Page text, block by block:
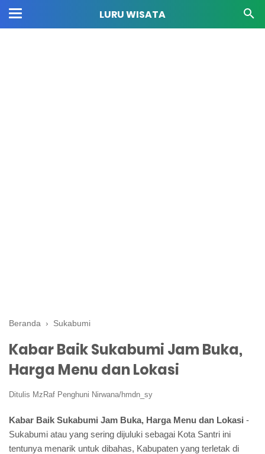
LURU WISATA
Beranda › Sukabumi
Kabar Baik Sukabumi Jam Buka,
Harga Menu dan Lokasi
Ditulis MzRaf Penghuni Nirwana/hmdn_sy
Kabar Baik Sukabumi Jam Buka, Harga Menu dan Lokasi -
Sukabumi atau yang sering dijuluki sebagai Kota Santri ini
tentunya menarik untuk dibahas, Kabupaten yang terletak di